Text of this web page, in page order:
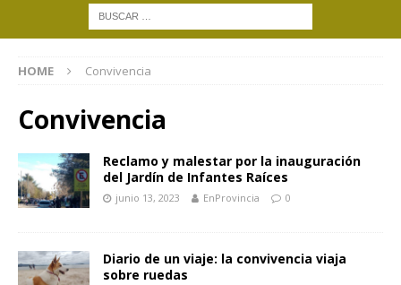
HOME Convivencia
Convivencia
Reclamo y malestar por la inauguración
del Jardín de Infantes Raíces
junio 13, 2023 EnProvincia 0
Diario de un viaje: la convivencia viaja
sobre ruedas